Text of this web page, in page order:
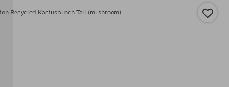
Recycled Kactusbunch Tall (mushroom)